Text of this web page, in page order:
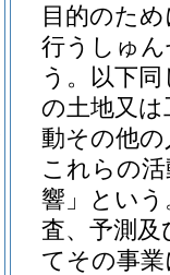
目的のた
行うしゅ
う。以下同
の土地又
動その他
これらの
響」という
査、予測
てその事